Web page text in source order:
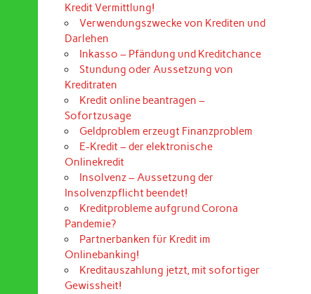
Kredit Vermittlung!
Verwendungszwecke von Krediten und
Darlehen
Inkasso – Pfändung und Kreditchance
Stundung oder Aussetzung von
Kreditraten
Kredit online beantragen –
Sofortzusage
Geldproblem erzeugt Finanzproblem
E-Kredit – der elektronische
Onlinekredit
Insolvenz – Aussetzung der
Insolvenzpflicht beendet!
Kreditprobleme aufgrund Corona
Pandemie?
Partnerbanken für Kredit im
Onlinebanking!
Kreditauszahlung jetzt, mit sofortiger
Gewissheit!